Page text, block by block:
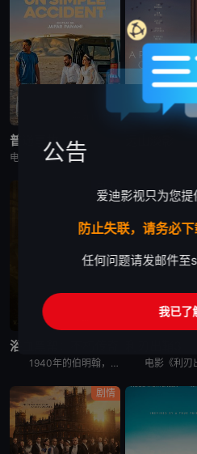
蓝光画质
普通事故
剧情
浴血黑帮：不朽传奇
1940年的伯明翰，在第二次世界大战的混乱中，汤米·谢尔比（基里安·墨菲 饰）从自我放逐中回归，直面着迄今为止最具破坏性的清算。家族和国家的未来岌岌可危，汤米必须面对自己心中的恶魔，并选择是直面它
剧情
公告
爱迪影视只为您提
防止失联，请务必
任何问题请发邮件至
我已了